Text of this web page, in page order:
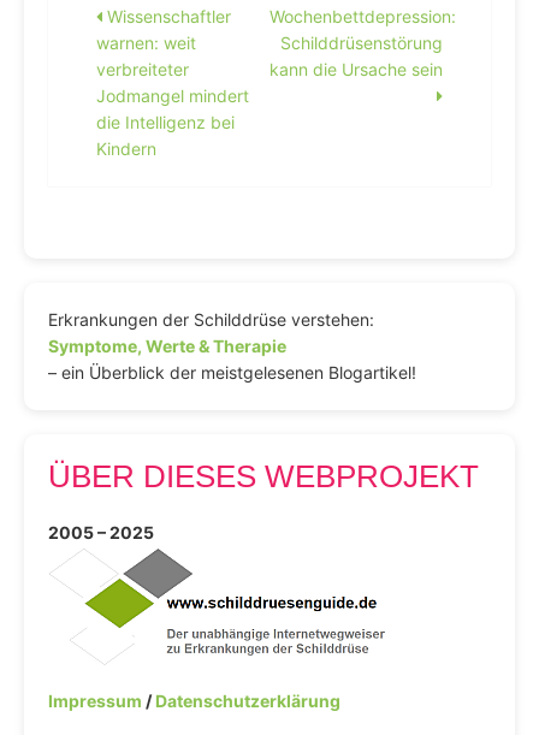
Beitragsnavigation
Wissenschaftler
warnen: weit
verbreiteter
Jodmangel mindert
die Intelligenz bei
Kindern
Wochenbettdepression:
Schilddrüsenstörung
kann die Ursache sein
Erkrankungen der Schilddrüse verstehen:
Symptome, Werte & Therapie
– ein Überblick der meistgelesenen Blogartikel!
ÜBER DIESES WEBPROJEKT
2005 – 2025
Impressum /Datenschutzerklärung